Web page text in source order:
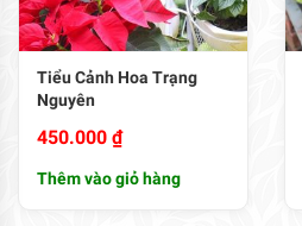
Tiểu Cảnh Hoa Trạng
Nguyên
450.000 ₫
Thêm vào giỏ hàng